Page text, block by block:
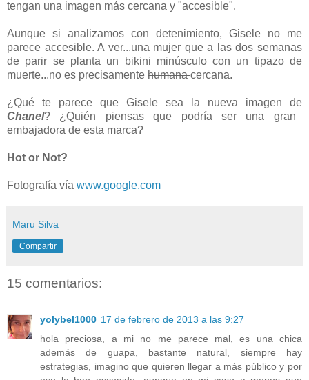
tengan una imagen más cercana y "accesible".
Aunque si analizamos con detenimiento, Gisele no me
parece accesible. A ver...una mujer que a las dos semanas
de parir se planta un bikini minúsculo con un tipazo de
muerte...no es precisamente humanacercana.
¿Qué te parece que Gisele sea la nueva imagen de
Chanel? ¿Quién piensas que podría ser una gran
embajadora de esta marca?
Hot or Not?
Fotografía vía www.google.com
Maru Silva
Compartir
15 comentarios:
yolybel1000 17 de febrero de 2013 a las 9:27
hola preciosa, a mi no me parece mal, es una chica
además de guapa, bastante natural, siempre hay
estrategias, imagino que quieren llegar a más público y por